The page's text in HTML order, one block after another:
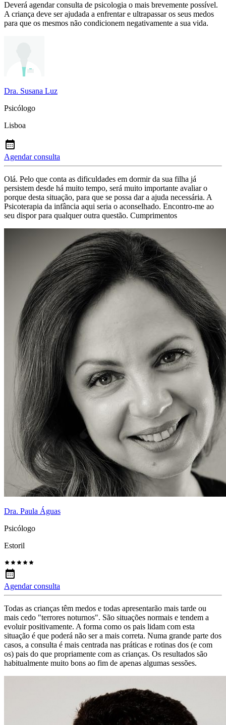
Deverá agendar consulta de psicologia o mais brevemente possível.
A criança deve ser ajudada a enfrentar e ultrapassar os seus medos
para que os mesmos não condicionem negativamente a sua vida.
Dra. Susana Luz
Psicólogo
Lisboa
Agendar consulta
Olá. Pelo que conta as dificuldades em dormir da sua filha já
persistem desde há muito tempo, será muito importante avaliar o
porque desta situação, para que se possa dar a ajuda necessária. A
Psicoterapia da infância aqui seria o aconselhado. Encontro-me ao
seu dispor para qualquer outra questão. Cumprimentos
Dra. Paula Águas
Psicólogo
Estoril
Agendar consulta
Todas as crianças têm medos e todas apresentarão mais tarde ou
mais cedo "terrores noturnos". São situações normais e tendem a
evoluir positivamente. A forma como os pais lidam com esta
situação é que poderá não ser a mais correta. Numa grande parte dos
casos, a consulta é mais centrada nas práticas e rotinas dos (e com
os) pais do que propriamente com as crianças. Os resultados são
habitualmente muito bons ao fim de apenas algumas sessões.